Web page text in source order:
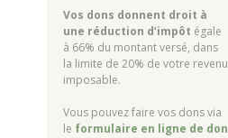
Vos dons donnent droit à
une réduction d’impôt égale
à 66% du montant versé, dans
la limite de 20% de votre revenu
imposable.
Vous pouvez faire vos dons via
le formulaire en ligne de don